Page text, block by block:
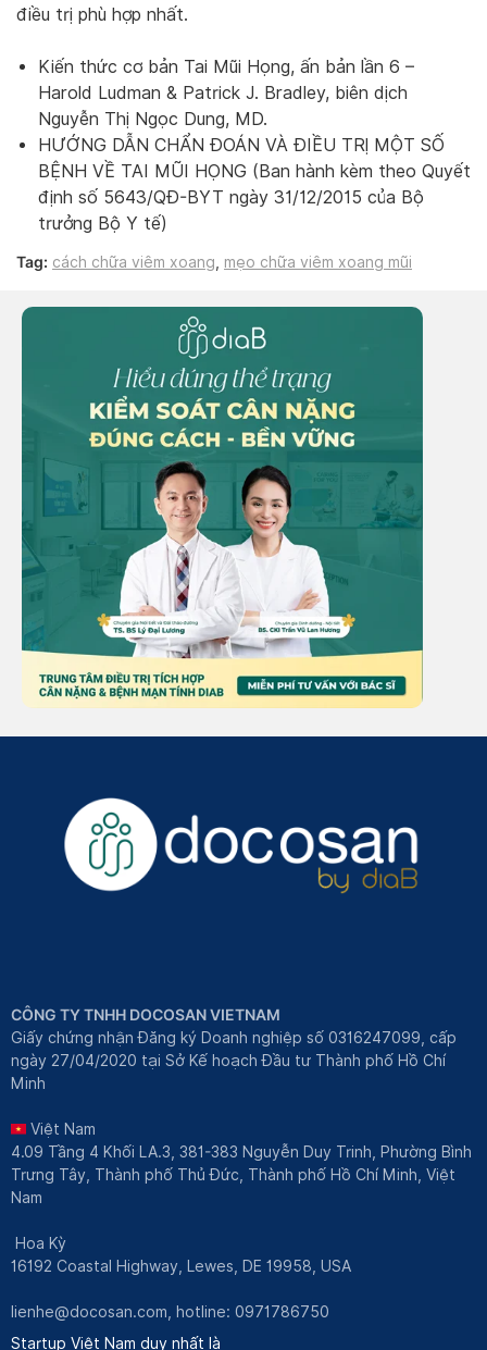
điều trị phù hợp nhất.
Kiến thức cơ bản Tai Mũi Họng, ấn bản lần 6 –
Harold Ludman & Patrick J. Bradley, biên dịch
Nguyễn Thị Ngọc Dung, MD.
HƯỚNG DẪN CHẨN ĐOÁN VÀ ĐIỀU TRỊ MỘT SỐ
BỆNH VỀ TAI MŨI HỌNG (Ban hành kèm theo Quyết
định số 5643/QĐ-BYT ngày 31/12/2015 của Bộ
trưởng Bộ Y tế)
Tag: cách chữa viêm xoang mẹo chữa viêm xoang mũi
CÔNG TY TNHH DOCOSAN VIETNAM
Giấy chứng nhận Đăng ký Doanh nghiệp số 0316247099, cấp
ngày 27/04/2020 tại Sở Kế hoạch Đầu tư Thành phố Hồ Chí
Minh
Việt Nam
4.09 Tầng 4 Khối LA.3, 381-383 Nguyễn Duy Trinh, Phường Bình
Trưng Tây, Thành phố Thủ Đức, Thành phố Hồ Chí Minh, Việt
Nam
Hoa Kỳ
16192 Coastal Highway, Lewes, DE 19958, USA
lienhe@docosan.com , hotline: 0971786750
Startup Việt Nam duy nhất là